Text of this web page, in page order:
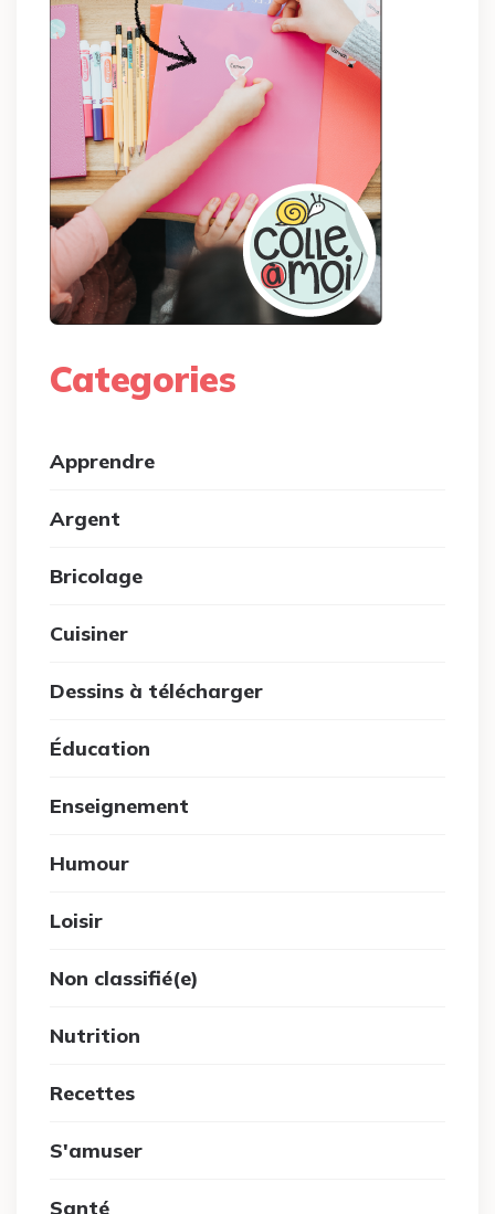
Categories
Apprendre
Argent
Bricolage
Cuisiner
Dessins à télécharger
Éducation
Enseignement
Humour
Loisir
Non classifié(e)
Nutrition
Recettes
S'amuser
Santé